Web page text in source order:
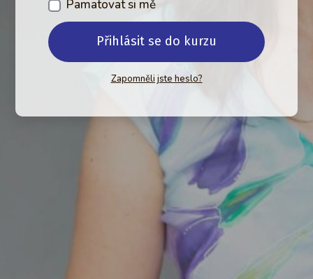
Pamatovat si mě
Přihlásit se do kurzu
Zapomněli jste heslo?